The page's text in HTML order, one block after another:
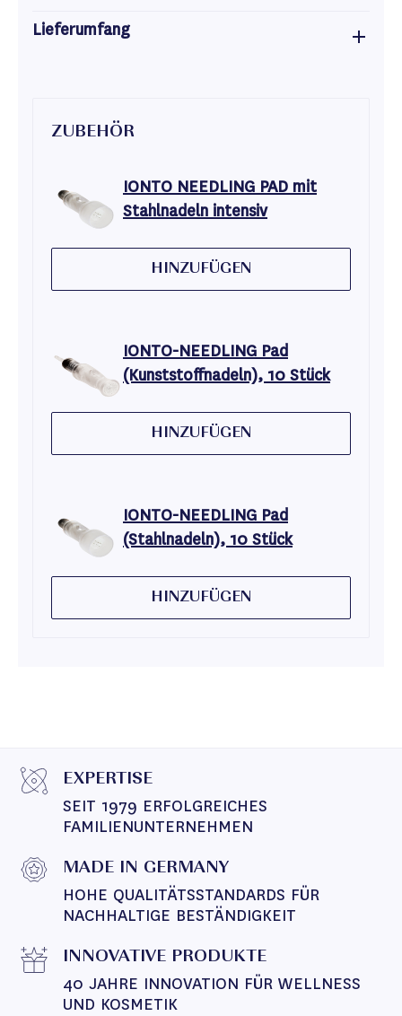
Lieferumfang
ZUBEHÖR
IONTO NEEDLING PAD mit
Stahlnadeln intensiv
HINZUFÜGEN
IONTO-NEEDLING Pad
(Kunststoffnadeln), 10 Stück
HINZUFÜGEN
IONTO-NEEDLING Pad
(Stahlnadeln), 10 Stück
HINZUFÜGEN
EXPERTISE
SEIT 1979 ERFOLGREICHES
FAMILIENUNTERNEHMEN
MADE IN GERMANY
HOHE QUALITÄTSSTANDARDS FÜR
NACHHALTIGE BESTÄNDIGKEIT
INNOVATIVE PRODUKTE
40 JAHRE INNOVATION FÜR WELLNESS
UND KOSMETIK